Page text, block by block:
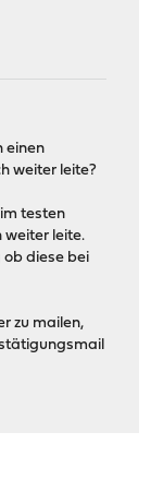
einen
weiter leite?
testen
weiter leite.
ob diese bei
zu mailen,